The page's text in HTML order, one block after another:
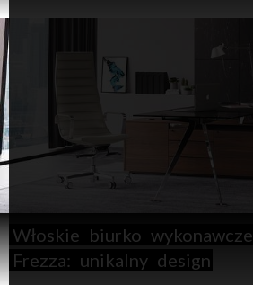
Włoskie biurko wykonawcze
Frezza: unikalny design